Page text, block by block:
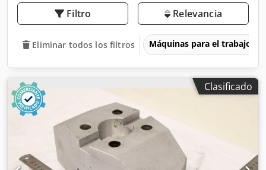
Filtro Relevancia
Eliminar todos los filtros Máquinas para el trabajo
Clasificado